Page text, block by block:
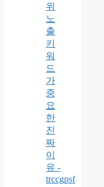
위
노
출
키
워
드
가
중
요
한
진
짜
이
유 -
trccgpsf